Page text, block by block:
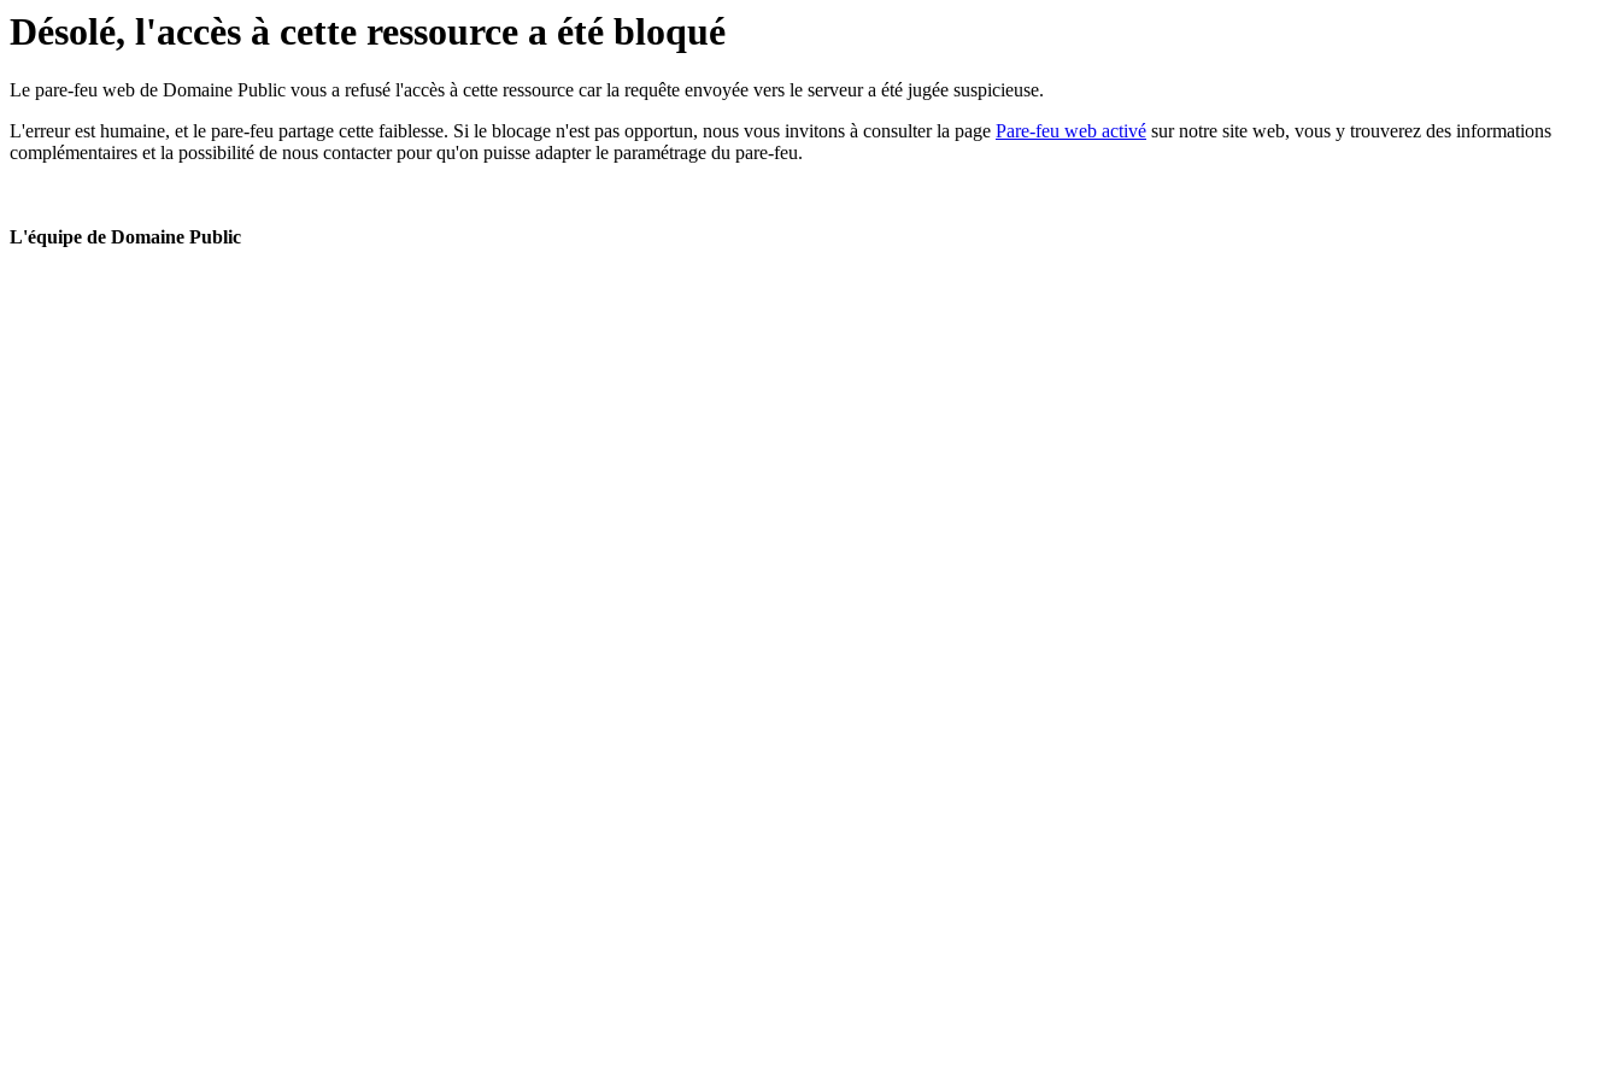
Désolé, l'accès à cette ressource a été bloqué
Le pare-feu web de Domaine Public vous a refusé l'accès à cette ressource car la requête envoyée vers le serveur a été jugée suspicieuse.
L'erreur est humaine, et le pare-feu partage cette faiblesse. Si le blocage n'est pas opportun, nous vous invitons à consulter la page Pare-feu web activé sur notre site web, vous y trouverez des informations
complémentaires et la possibilité de nous contacter pour qu'on puisse adapter le paramétrage du pare-feu.
L'équipe de Domaine Public